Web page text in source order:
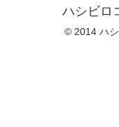
ハシビロ
© 2014 ハ